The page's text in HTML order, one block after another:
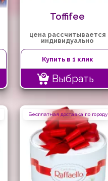
Toffifee
цена рассчитывается
индивидуально
Купить в 1 клик
Выбрать
Бесплатная доставка по городу